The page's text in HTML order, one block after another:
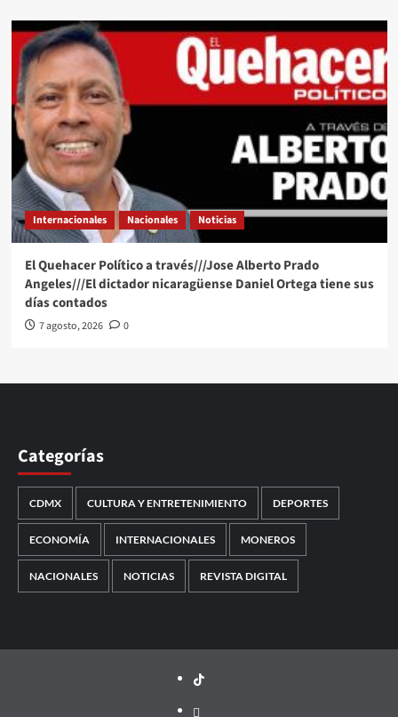
Internacionales Nacionales Noticias
El Quehacer Político a través///Jose Alberto Prado
Angeles///El dictador nicaragüense Daniel Ortega tiene sus
días contados
7 agosto, 2026 0
Categorías
CDMX CULTURA Y ENTRETENIMIENTO DEPORTES
ECONOMÍA INTERNACIONALES MONEROS
NACIONALES NOTICIAS REVISTA DIGITAL
TikTok
threads